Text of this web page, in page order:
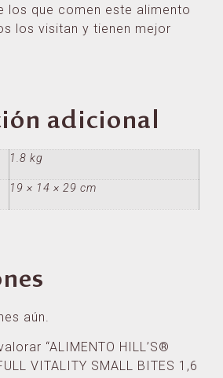
los que comen este alimento
los visitan y tienen mejor
adicional
1.8 kg
19 × 14 × 29 cm
aún.
“ALIMENTO HILL’S®
VITALITY SMALL BITES 1,6